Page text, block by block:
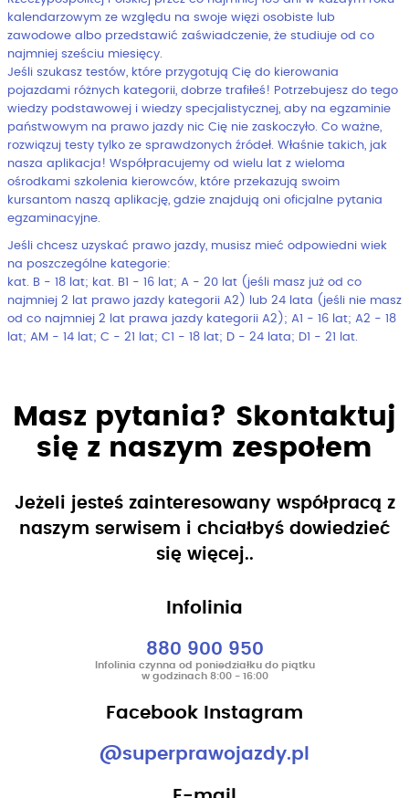
kalendarzowym ze względu na swoje więzi osobiste lub
zawodowe albo przedstawić zaświadczenie, że studiuje od co
najmniej sześciu miesięcy.
Jeśli szukasz testów, które przygotują Cię do kierowania
pojazdami różnych kategorii, dobrze trafiłeś! Potrzebujesz do tego
wiedzy podstawowej i wiedzy specjalistycznej, aby na egzaminie
państwowym na prawo jazdy nic Cię nie zaskoczyło. Co ważne,
rozwiązuj testy tylko ze sprawdzonych źródeł. Właśnie takich, jak
nasza aplikacja! Współpracujemy od wielu lat z wieloma
ośrodkami szkolenia kierowców, które przekazują swoim
kursantom naszą aplikację, gdzie znajdują oni oficjalne pytania
egzaminacyjne.
Jeśli chcesz uzyskać prawo jazdy, musisz mieć odpowiedni wiek
na poszczególne kategorie:
kat. B - 18 lat; kat. B1 - 16 lat; A - 20 lat (jeśli masz już od co
najmniej 2 lat prawo jazdy kategorii A2) lub 24 lata (jeśli nie masz
od co najmniej 2 lat prawa jazdy kategorii A2); A1 - 16 lat; A2 - 18
lat; AM - 14 lat; C - 21 lat; C1 - 18 lat; D - 24 lata; D1 - 21 lat.
Masz pytania? Skontaktuj
się z naszym zespołem
Jeżeli jesteś zainteresowany współpracą z
naszym serwisem i chciałbyś dowiedzieć
się więcej..
Infolinia
880 900 950
Infolinia czynna od poniedziałku do piątku
w godzinach 8:00 - 16:00
Facebook Instagram
@superprawojazdy.pl